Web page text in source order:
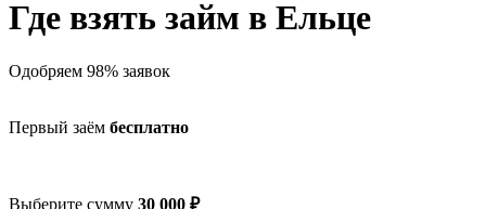
Где взять займ в Ельце
Одобряем 98% заявок
Первый заём бесплатно
Выберите сумму 30 000 ₽